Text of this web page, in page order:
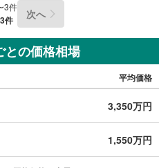
3件
3件 次へ
との価格相場
平均価格
3,350万円
1,550万円